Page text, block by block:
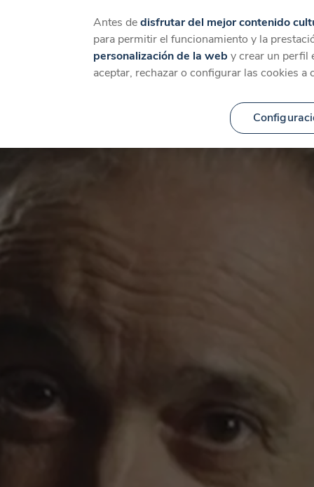
Catálogo Temáticas
Antes dedisfrutar del mejor contenido
para permitir el funcionamiento y la
personalización de la web y crear un perfil
aceptar, rechazar o configurar las cookies